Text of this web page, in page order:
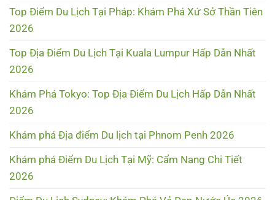
Top Điểm Du Lịch Tại Pháp: Khám Phá Xứ Sở Thần Tiên
2026
Top Địa Điểm Du Lịch Tại Kuala Lumpur Hấp Dẫn Nhất
2026
Khám Phá Tokyo: Top Địa Điểm Du Lịch Hấp Dẫn Nhất
2026
Khám phá Địa điểm Du lịch tại Phnom Penh 2026
Khám phá Điểm Du Lịch Tại Mỹ: Cẩm Nang Chi Tiết
2026